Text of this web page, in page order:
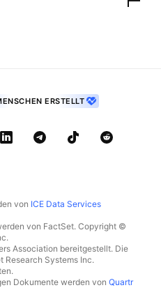
ERSTELLT
von ICE Data Services
von FactSet. Copyright ©
Association bereitgestellt. Die
Research Systems Inc.
Dokumente werden von Quartr